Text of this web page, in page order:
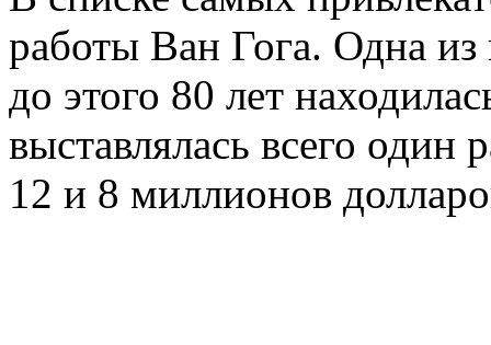
работы Ван Гога. Одна
до этого 80 лет
выставлялась всего
12 и 8 миллионов